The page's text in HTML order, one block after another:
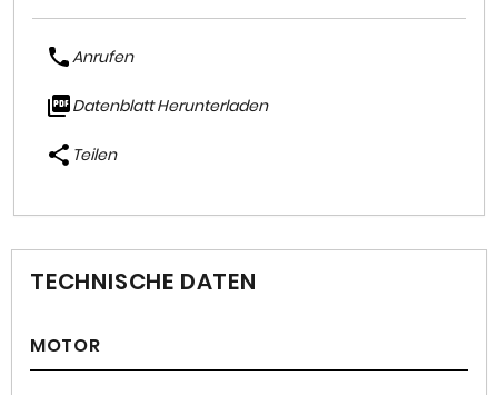
Anrufen
Datenblatt Herunterladen
Teilen
TECHNISCHE DATEN
MOTOR